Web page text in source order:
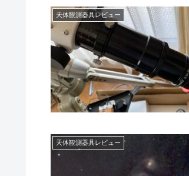
天体観測器具レビュー
天体観測器具レビュー